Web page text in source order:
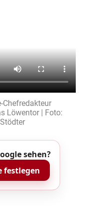
Chefredakteur
Löwentor | Foto:
sehen?
festlegen